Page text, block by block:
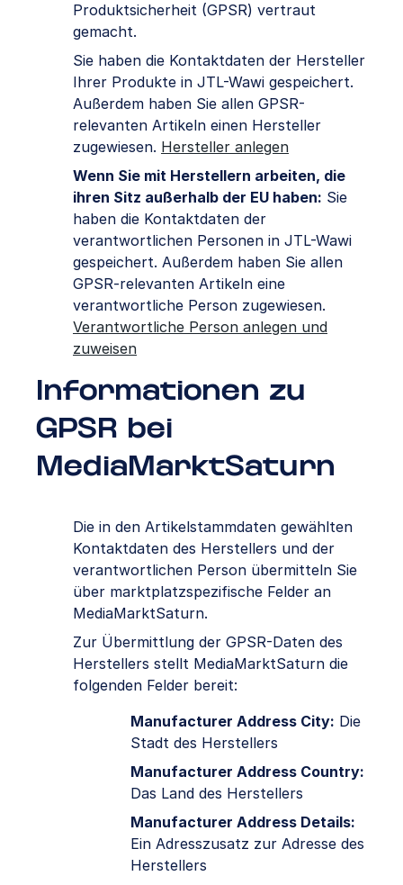
Produktsicherheit (GPSR) vertraut
gemacht.
Sie haben die Kontaktdaten der Hersteller
Ihrer Produkte in JTL-Wawi gespeichert.
Außerdem haben Sie allen GPSR-
relevanten Artikeln einen Hersteller
zugewiesen. Hersteller anlegen
Wenn Sie mit Herstellern arbeiten, die
ihren Sitz außerhalb der EU haben: Sie
haben die Kontaktdaten der
verantwortlichen Personen in JTL-Wawi
gespeichert. Außerdem haben Sie allen
GPSR-relevanten Artikeln eine
verantwortliche Person zugewiesen.
Verantwortliche Person anlegen und
zuweisen
Informationen zu
GPSR bei
MediaMarktSaturn
Die in den Artikelstammdaten gewählten
Kontaktdaten des Herstellers und der
verantwortlichen Person übermitteln Sie
über marktplatzspezifische Felder an
MediaMarktSaturn.
Zur Übermittlung der GPSR-Daten des
Herstellers stellt MediaMarktSaturn die
folgenden Felder bereit:
Manufacturer Address City: Die
Stadt des Herstellers
Manufacturer Address Country:
Das Land des Herstellers
Manufacturer Address Details:
Ein Adresszusatz zur Adresse des
Herstellers